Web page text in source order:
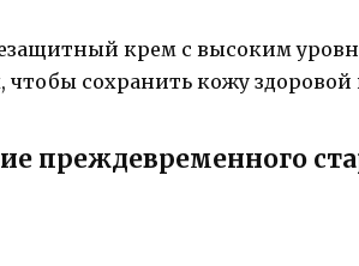
крем с высоким
чтобы сохранить кожу здоровой
преждевременного